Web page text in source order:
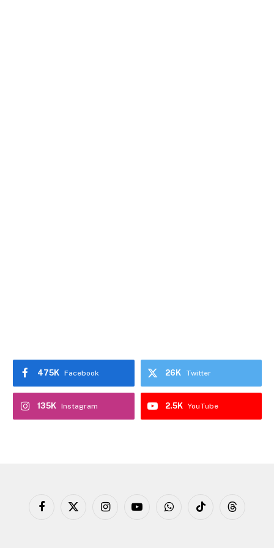
Facebook
475K Twitter
26K
Instagram
135K YouTube
2.5K
Facebook
X
InstagramYouTubeWhatsAppTikTok Threads